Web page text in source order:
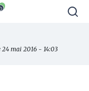
mai 2016 - 14:03